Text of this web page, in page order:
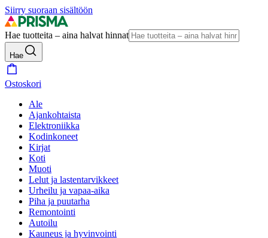
Siirry suoraan sisältöön
Hae tuotteita – aina halvat hinnat
Hae
Ostoskori
Ale
Ajankohtaista
Elektroniikka
Kodinkoneet
Kirjat
Koti
Muoti
Lelut ja lastentarvikkeet
Urheilu ja vapaa-aika
Piha ja puutarha
Remontointi
Autoilu
Kauneus ja hyvinvointi